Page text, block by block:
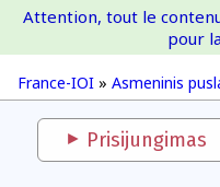
France-IOI » Asmeninis
Attention, tout le
pour
Prisijungimas